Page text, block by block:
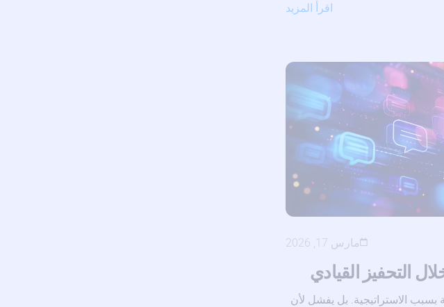
اقرأ المزيد
مارس 17, 2026
التحفيز القيادي
بسبب الاستراتيجية. بل يفشل لأن